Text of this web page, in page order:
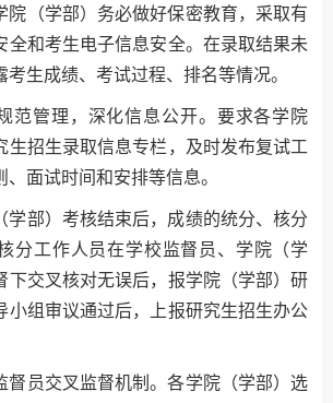
院（学部）务必做好保密教育，采取有
全和考生电子信息安全。在录取结果未
考生成绩、考试过程、排名等情况。
范管理，深化信息公开。要求各学院
生招生录取信息专栏，及时发布复试工
面试时间和安排等信息。
学部）考核结束后，成绩的统分、核分
分工作人员在学校监督员、学院（学
下交叉核对无误后，报学院（学部）研
小组审议通过后，上报研究生招生办公
督员交叉监督机制。各学院（学部）选